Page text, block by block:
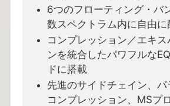
6つのフローティング・バ
数スペクトラム内に自由に
コンプレッション／エキス
ンを統合したパワフルな
ドに搭載
先進のサイドチェイン、パ
コンプレッション、MSプ